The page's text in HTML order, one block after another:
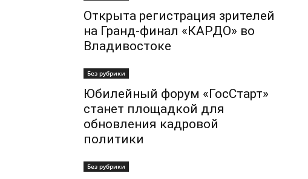
Открыта регистрация зрителей
на Гранд-финал «КАРДО» во
Владивостоке
Без рубрики
Юбилейный форум «ГосСтарт»
станет площадкой для
обновления кадровой
политики
Без рубрики